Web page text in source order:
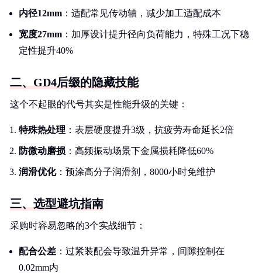
内径12mm ：适配常见传动轴，减少加工适配成本
宽度27mm ：加厚设计提升径向负荷能力，特殊工况下稳
定性提升40%
二、GD4后缀的隐藏技能
这个不起眼的代号其实是性能升级的关键：
特殊热处理 ：表层硬度提升3级，抗疲劳寿命延长2倍
防微动磨损 ：高频振动场景下金属损耗降低60%
润滑优化：预涂高分子润滑剂，8000小时免维护
三、选型避坑指南
采购时容易忽略的3个实战细节：
配合公差 ：过紧装配会导致温升异常，间隙控制在
0.02mm内